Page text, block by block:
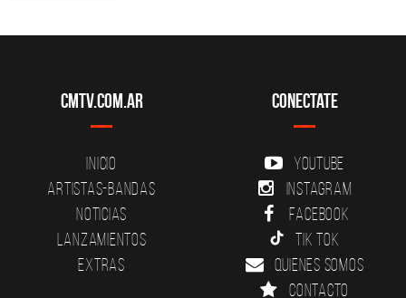
CMTV.com.ar
Inicio
Artistas-Bandas
Noticias
Lanzamientos
Extras
Conectate
YouTube
Instagram
Facebook
Tik Tok
Quienes somos
Contacto